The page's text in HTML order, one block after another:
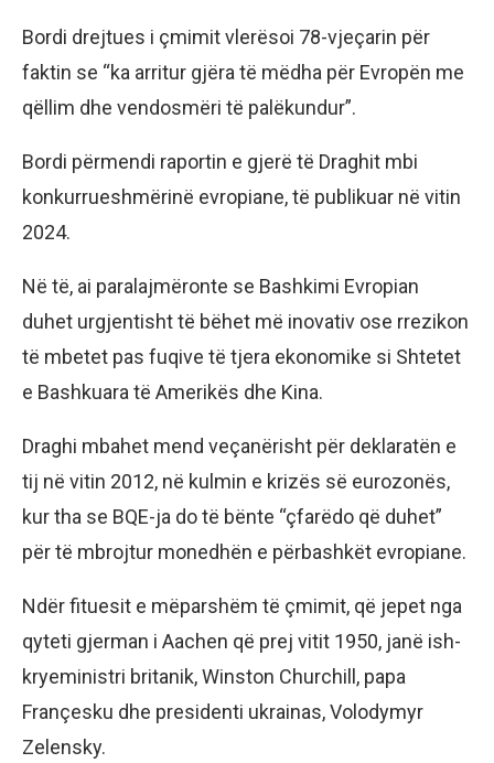
Bordi drejtues i çmimit vlerësoi 78-vjeçarin për
faktin se “ka arritur gjëra të mëdha për Evropën me
qëllim dhe vendosmëri të palëkundur”.
Bordi përmendi raportin e gjerë të Draghit mbi
konkurrueshmërinë evropiane, të publikuar në vitin
2024.
Në të, ai paralajmëronte se Bashkimi Evropian
duhet urgjentisht të bëhet më inovativ ose rrezikon
të mbetet pas fuqive të tjera ekonomike si Shtetet
e Bashkuara të Amerikës dhe Kina.
Draghi mbahet mend veçanërisht për deklaratën e
tij në vitin 2012, në kulmin e krizës së eurozonës,
kur tha se BQE-ja do të bënte “çfarëdo që duhet”
për të mbrojtur monedhën e përbashkët evropiane.
Ndër fituesit e mëparshëm të çmimit, që jepet nga
qyteti gjerman i Aachen që prej vitit 1950, janë ish-
kryeministri britanik, Winston Churchill, papa
Françesku dhe presidenti ukrainas, Volodymyr
Zelensky.